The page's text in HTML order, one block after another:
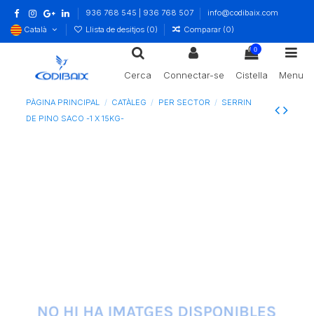
936 768 545 | 936 768 507
info@codibaix.com
Català
Llista de desitjos (0) Comparar (0)
Cerca Connectar-se
0
Cistella Menu
PÀGINA PRINCIPAL CATÀLEG PER SECTOR
SERRIN
DE PINO SACO -1 X 15KG-